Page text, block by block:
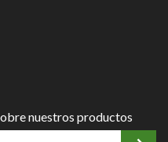
nuestros productos